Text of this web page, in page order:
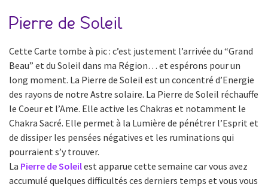
Pierre de Soleil
Cette Carte tombe à pic : c’est justement l’arrivée du “Grand
Beau” et du Soleil dans ma Région… et espérons pour un
long moment. La Pierre de Soleil est un concentré d’Energie
des rayons de notre Astre solaire. La Pierre de Soleil réchauffe
le Coeur et l’Ame. Elle active les Chakras et notamment le
Chakra Sacré. Elle permet à la Lumière de pénétrer l’Esprit et
de dissiper les pensées négatives et les ruminations qui
pourraient s’y trouver.
La Pierre de Soleilest apparue cette semaine car vous avez
accumulé quelques difficultés ces derniers temps et vous vous